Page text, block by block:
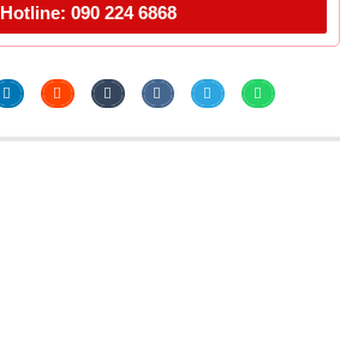
Hotline: 090 224 6868